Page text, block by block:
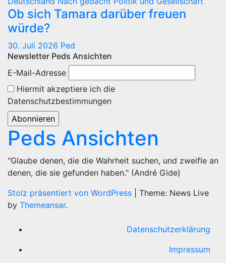
Ob sich Tamara darüber freuen
würde?
30. Juli 2026 Ped
Newsletter Peds Ansichten
E-Mail-Adresse
Hiermit akzeptiere ich die
Datenschutzbestimmungen
Peds Ansichten
"Glaube denen, die die Wahrheit suchen, und zweifle an
denen, die sie gefunden haben." (André Gide)
Stolz präsentiert von WordPress
Theme: News Live
by Themeansar.
Datenschutzerklärung
Impressum